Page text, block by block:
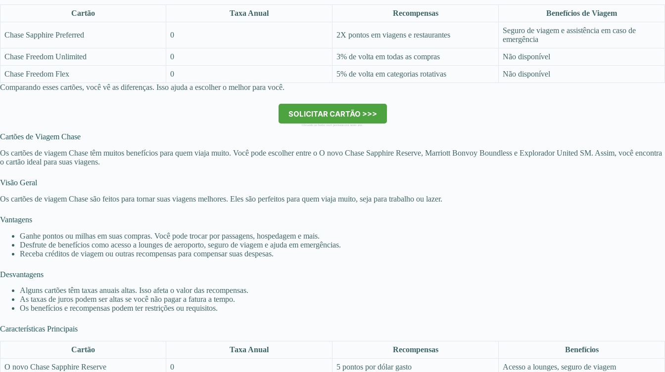
Cartão Taxa Anual Recompensas Benefícios de Viagem
Chase Sapphire Preferred 0 2X pontos em viagens e restaurantes
Seguro de viagem e assistência em caso de
emergência
Chase Freedom Unlimited 0 3% de volta em todas as compras Não disponível
Chase Freedom Flex 0 5% de volta em categorias rotativas
Não disponível
Comparando esses cartões, você vê as diferenças. Isso ajuda a escolher o melhor para você.
SOLICITAR CARTÃO >>>
Clicando no botão você permanecerá neste site.
Cartões de Viagem Chase
Os cartões de viagem Chase têm muitos benefícios para quem viaja muito. Você pode escolher entre o O novo Chase Sapphire Reserve, Marriott Bonvoy Boundless e Explorador United SM. Assim, você encontra
o cartão ideal para suas viagens.
Visão Geral
Os cartões de viagem Chase são feitos para tornar suas viagens melhores. Eles são perfeitos para quem viaja muito, seja para trabalho ou lazer.
Vantagens
Ganhe pontos ou milhas em suas compras. Você pode trocar por passagens, hospedagem e mais.
Desfrute de benefícios como acesso a lounges de aeroporto, seguro de viagem e ajuda em emergências.
Receba créditos de viagem ou outras recompensas para compensar suas despesas.
Desvantagens
Alguns cartões têm taxas anuais altas. Isso afeta o valor das recompensas.
As taxas de juros podem ser altas se você não pagar a fatura a tempo.
Os benefícios e recompensas podem ter restrições ou requisitos.
Características Principais
Cartão Taxa Anual Recompensas Benefícios
O novo Chase Sapphire Reserve 0 5 pontos por dólar gasto Acesso a lounges, seguro de viagem